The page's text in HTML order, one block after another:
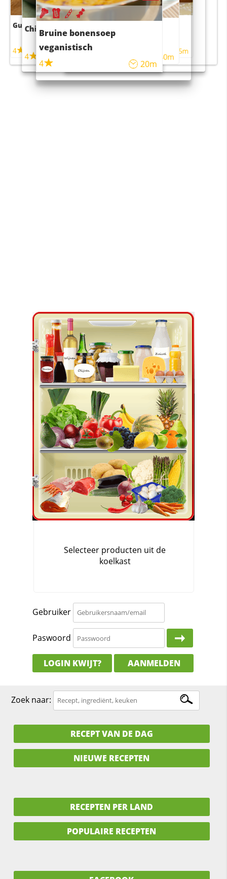
Gebruiker
Paswoord
LOGIN KWIJT? AANMELDEN
Guacamole
4
Chili con carne
4 45m
Bruine bonensoep
veganistisch
4
20m
Sushi rijstsalade
maaltijdsalade
40m
4 55m
Zoek naar:
RECEPT VAN DE DAG
NIEUWE RECEPTEN
RECEPTEN PER LAND
POPULAIRE RECEPTEN